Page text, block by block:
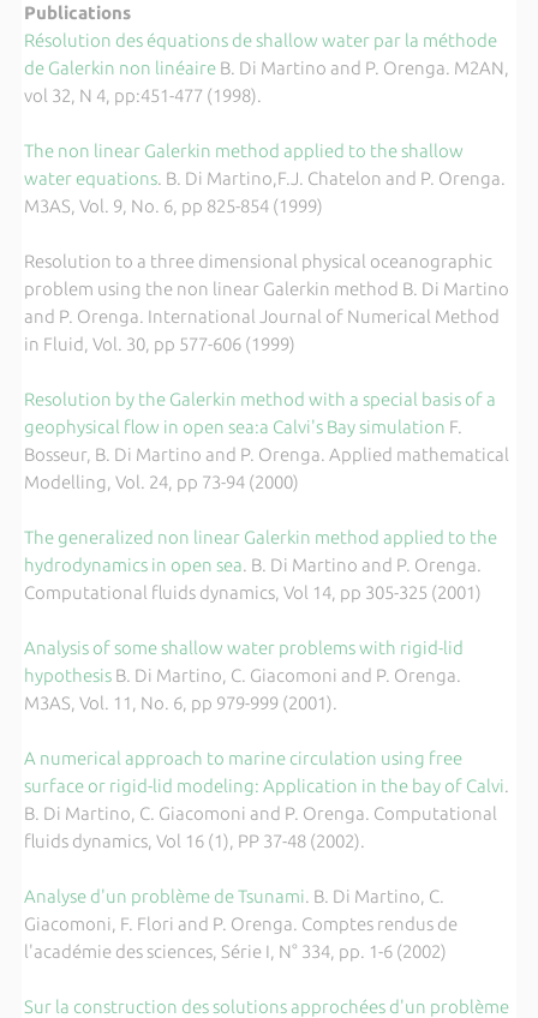
Publications
Résolution des équations de shallow water par la méthode
de Galerkin non linéaireB. Di Martino and P. Orenga. M2AN,
vol 32, N 4, pp:451-477 (1998).
The non linear Galerkin method applied to the shallow
water equations. B. Di Martino,F.J. Chatelon and P. Orenga.
M3AS, Vol. 9, No. 6, pp 825-854 (1999)
Resolution to a three dimensional physical oceanographic
problem using the non linear Galerkin method B. Di Martino
and P. Orenga. International Journal of Numerical Method
in Fluid, Vol. 30, pp 577-606 (1999)
Resolution by the Galerkin method with a special basis of a
geophysical flow in open sea:a Calvi's Bay simulation F.
Bosseur, B. Di Martino and P. Orenga. Applied mathematical
Modelling, Vol. 24, pp 73-94 (2000)
The generalized non linear Galerkin method applied to the
hydrodynamics in open sea. B. Di Martino and P. Orenga.
Computational fluids dynamics, Vol 14, pp 305-325 (2001)
Analysis of some shallow water problems with rigid-lid
hypothesisB. Di Martino, C. Giacomoni and P. Orenga.
M3AS, Vol. 11, No. 6, pp 979-999 (2001).
A numerical approach to marine circulation using free
surface or rigid-lid modeling: Application in the bay of Calvi.
B. Di Martino, C. Giacomoni and P. Orenga. Computational
fluids dynamics, Vol 16 (1), PP 37-48 (2002).
Analyse d'un problème de Tsunami. B. Di Martino, C.
Giacomoni, F. Flori and P. Orenga. Comptes rendus de
l'académie des sciences, Série I, N° 334, pp. 1-6 (2002)
Sur la construction des solutions approchées d'un problème